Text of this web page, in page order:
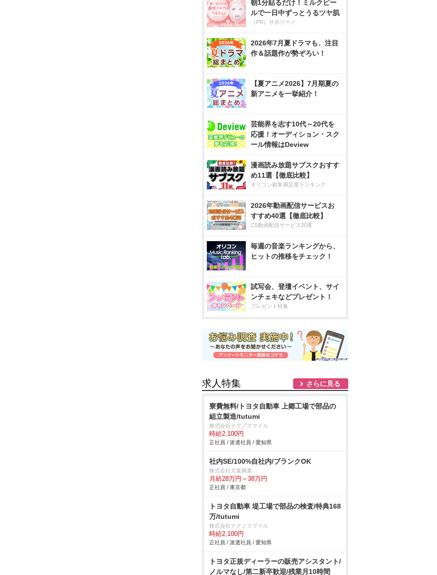
朝1分貼るだけ！ミルクピー
ルで一日中ずっとうるツヤ肌
（PR）サボリーノ
2026年7月夏ドラマも、注目
作＆話題作が勢ぞろい！
【夏アニメ2026】7月期夏の
新アニメを一挙紹介！
芸能界を志す10代～20代を
応援！オーディション・スク
ール情報はDeview
漫画読み放題サブスクおすす
め11選【徹底比較】
オリコン顧客満足度ランキング
2026年動画配信サービスお
すすめ40選【徹底比較】
CS動画配信サービス20選
毎週の音楽ランキングから、
ヒットの推移をチェック！
試写会、登壇イベント、サイ
ンチェキなどプレゼント！
プレゼント特集
求人特集 さらに見る
寮費無料/トヨタ自動車 上郷工場で部品の
組立製造/tutumi
株式会社テクノスマイル
時給2,100円
正社員 / 派遣社員 / 愛知県
社内SE/100%自社内/ブランクOK
株式会社京葉興業
月給28万円～38万円
正社員 / 東京都
トヨタ自動車 堤工場で部品の検査/特典168
万/tutumi
株式会社テクノスマイル
時給2,100円
正社員 / 派遣社員 / 愛知県
トヨタ正規ディーラーの販売アシスタント/
ノルマなし/第二新卒歓迎/残業月10時間